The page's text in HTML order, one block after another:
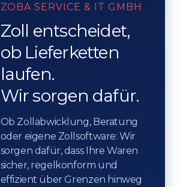
ZOBA SERVICE & IT GMBH
Zoll entscheidet,
ob Lieferketten
laufen.
Wir sorgen dafür.
Ob Zollabwicklung, Beratung
oder eigene Zollsoftware: Wir
sorgen dafür, dass Ihre Waren
sicher, regelkonform und
effizient über Grenzen hinweg